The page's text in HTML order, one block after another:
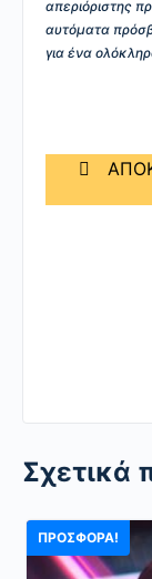
απεριόριστης
αυτόματα
για ένα
Σχετικά
ΠΡΟΣΦΟΡΆ!